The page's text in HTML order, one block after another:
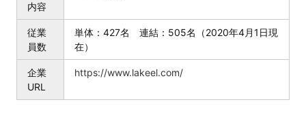
内容
従業
員数
単体：427名 連結：505名（2020年4月1日現
在）
企業
URL
https://www.lakeel.com/